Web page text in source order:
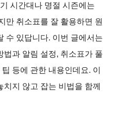
시간대나 명절 시즌에는
만 취소표를 잘 활용하면 원
수 있답니다. 이번 글에서는
법과 알림 설정, 취소표가 풀
등에 관한 내용인데요. 이
지 않고 잡는 비법을 함께